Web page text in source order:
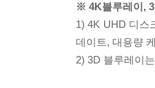
※ 4K블루레이,
1) 4K UHD 디스
데이트, 대용량
2) 3D 블루레이